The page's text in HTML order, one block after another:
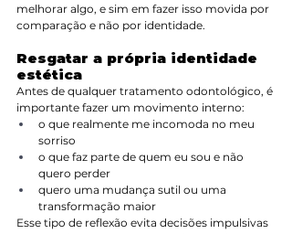
melhorar algo, e sim em fazer isso movida por
comparação e não por identidade.
Resgatar a própria identidade
estética
Antes de qualquer tratamento odontológico, é
importante fazer um movimento interno:
o que realmente me incomoda no meu
sorriso
o que faz parte de quem eu sou e não
quero perder
quero uma mudança sutil ou uma
transformação maior
Esse tipo de reflexão evita decisões impulsivas